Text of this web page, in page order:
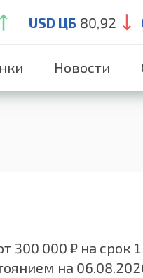
USD ЦБ 80,92
Новости
000 ₽ на срок
на